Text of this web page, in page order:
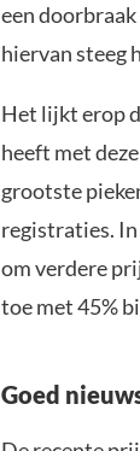
een
hiervan steeg
Het lijkt erop
heeft met
grootste
registraties.
om verdere
toe met 45%
Goed